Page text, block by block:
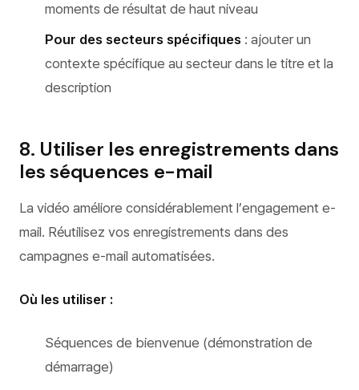
moments de résultat de haut niveau
Pour des secteurs spécifiques : ajouter un
contexte spécifique au secteur dans le titre et la
description
8. Utiliser les enregistrements dans
les séquences e-mail
La vidéo améliore considérablement l’engagement e-
mail. Réutilisez vos enregistrements dans des
campagnes e-mail automatisées.
Où les utiliser :
Séquences de bienvenue (démonstration de
démarrage)